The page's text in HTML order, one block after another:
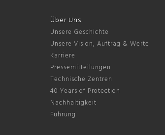
Über Uns
Unsere Geschichte
Unsere Vision, Auftrag & Werte
Karriere
Pressemitteilungen
Technische Zentren
40 Years of Protection
Nachhaltigkeit
Führung